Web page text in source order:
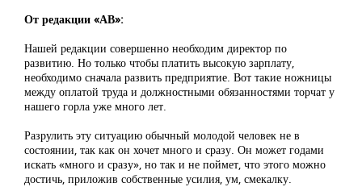
От редакции «АВ»:
Нашей редакции совершенно необходим директор по
развитию. Но только чтобы платить высокую зарплату,
необходимо сначала развить предприятие. Вот такие ножницы
между оплатой труда и должностными обязанностями торчат у
нашего горла уже много лет.
Разрулить эту ситуацию обычный молодой человек не в
состоянии, так как он хочет много и сразу. Он может годами
искать «много и сразу», но так и не поймет, что этого можно
достичь, приложив собственные усилия, ум, смекалку.